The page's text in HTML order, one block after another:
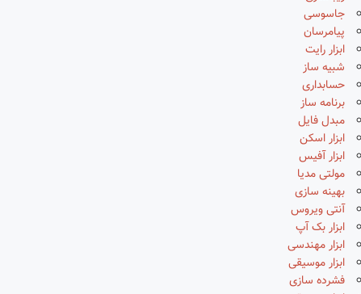
جاسوسی
پیامرسان
ابزار رایت
شبیه ساز
حسابداری
برنامه ساز
مبدل فایل
ابزار اسکن
ابزار آفیس
مولتی مدیا
بهینه سازی
آنتی ویروس
ابزار بک آپ
ابزار مهندسی
ابزار موسیقی
فشرده سازی